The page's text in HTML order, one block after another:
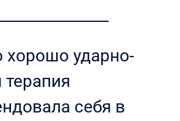
хорошо ударно-
себя в